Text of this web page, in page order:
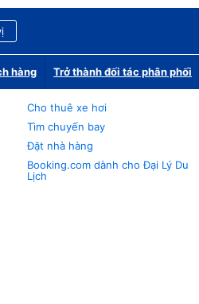
hàng Trở thành đối tác phân phối
Cho thuê xe hơi
Tìm chuyến bay
Đặt nhà hàng
Booking.com dành cho Đại Lý Du
Lịch